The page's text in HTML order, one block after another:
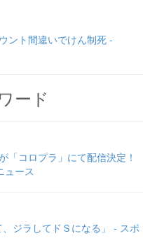
ント間違いでけん制死 -
ード
「コロプラ」にて配信決定！
ュース
ジラしてドＳになる」 - スポ